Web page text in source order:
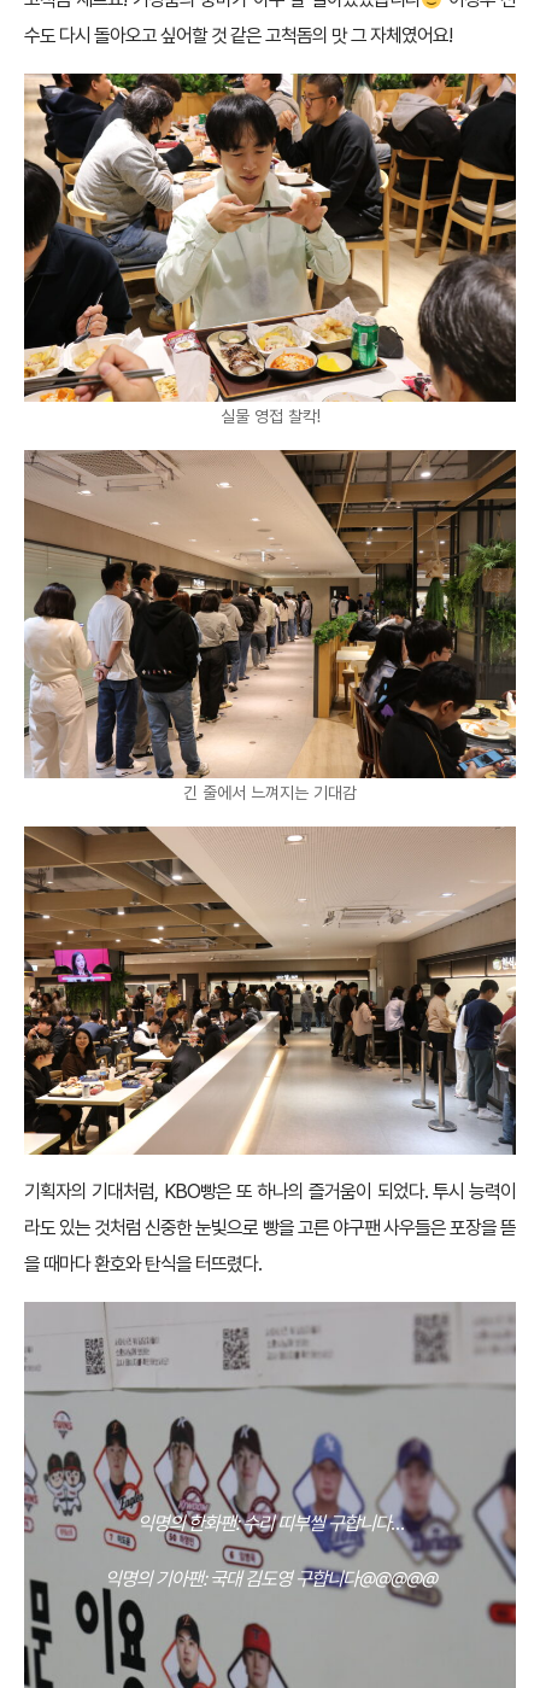
수도 다시 돌아오고 싶어할 것 같은 고척돔의 맛 그 자체였어요!
실물 영접 찰칵!
긴 줄에서 느껴지는 기대감
기획자의 기대처럼, KBO빵은 또 하나의 즐거움이 되었다. 투시 능력이
라도 있는 것처럼 신중한 눈빛으로 빵을 고른 야구팬 사우들은 포장을 뜯
을 때마다 환호와 탄식을 터뜨렸다.
익명의 한화팬: 수리 띠부씰 구합니다…
익명의 기아팬: 국대 김도영 구합니다@@@@@